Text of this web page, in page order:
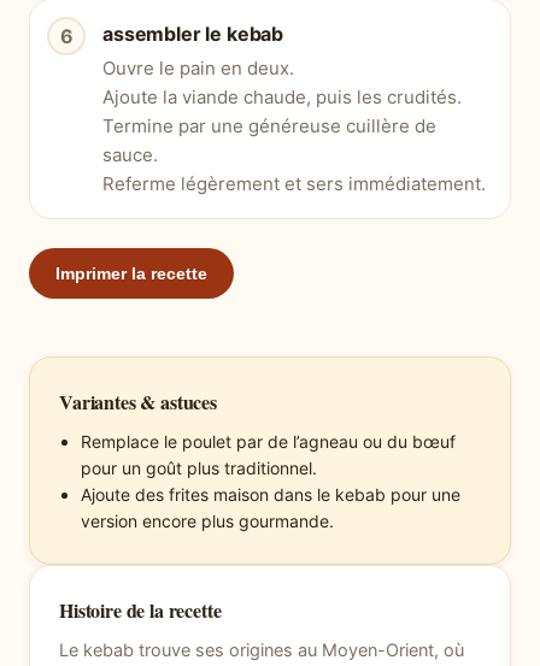
assembler le kebab
Ouvre le pain en deux.
Ajoute la viande chaude, puis les crudités.
Termine par une généreuse cuillère de
sauce.
Referme légèrement et sers immédiatement.
Imprimer la recette
Variantes & astuces
Remplace le poulet par de l’agneau ou du bœuf
pour un goût plus traditionnel.
Ajoute des frites maison dans le kebab pour une
version encore plus gourmande.
Histoire de la recette
Le kebab trouve ses origines au Moyen-Orient, où